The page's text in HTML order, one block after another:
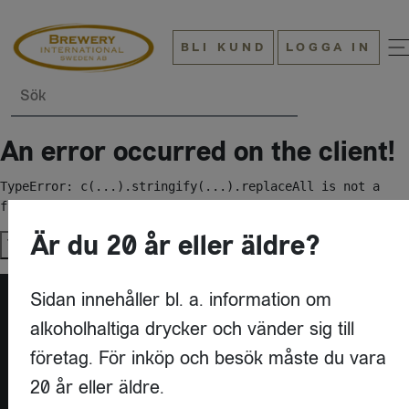
BLI KUND LOGGA IN
Sök
An error occurred on the client!
TypeError: c(...).stringify(...).replaceAll is not a
function
Try again
KONTAKT
Är du 20 år eller äldre?
Sidan innehåller bl. a. information om
alkoholhaltiga drycker och vänder sig till
företag. För inköp och besök måste du vara
20 år eller äldre.